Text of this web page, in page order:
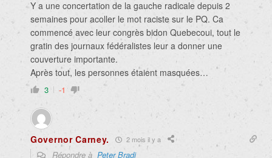
Y a une concertation de la gauche radicale depuis 2
semaines pour acoller le mot raciste sur le PQ. Ca
commencé avec leur congrès bidon Quebecoui, tout le
gratin des journaux fédéralistes leur a donner une
couverture importante.
Après tout, les personnes étaient masquées…
3 -1
Governor Carney. 2 mois il y a
Répondre à Peter Bradi